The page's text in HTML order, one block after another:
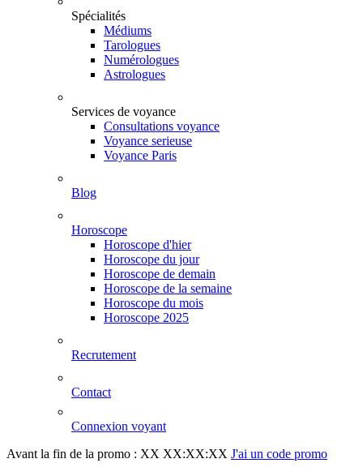
Spécialités
Médiums
Tarologues
Numérologues
Astrologues
Services de voyance
Consultations voyance
Voyance serieuse
Voyance Paris
Blog
Horoscope
Horoscope d'hier
Horoscope du jour
Horoscope de demain
Horoscope de la semaine
Horoscope du mois
Horoscope 2025
Recrutement
Contact
Connexion voyant
Avant la fin de la promo : XX XX:XX:XX J'ai un code promo